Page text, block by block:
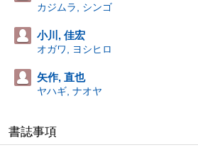
カジムラ, シンゴ
小川, 佳宏
オガワ, ヨシヒロ
矢作, 直也
ヤハギ, ナオヤ
書誌事項